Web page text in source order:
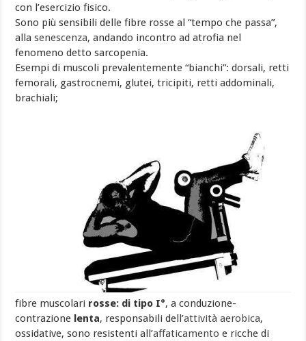
con l’esercizio fisico.
Sono più sensibili delle fibre rosse al “tempo che passa”,
allasenescenza, andando incontro ad atrofia nel
fenomeno detto sarcopenia.
Esempi di muscoli prevalentemente “bianchi”: dorsali, retti
femorali, gastrocnemi, glutei, tricipiti, retti addominali,
brachiali;
fibre muscolari rosse: di tipo I°, a conduzione-
contrazione lenta, responsabili dell’attività aerobica,
ossidative, sono resistenti all’affaticamentoe ricche di